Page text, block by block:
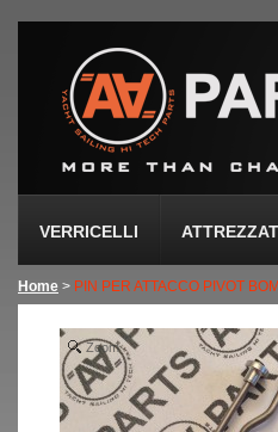
VERRICELLI
Home > PIN PER ATTACCO PIVOT
Zoom